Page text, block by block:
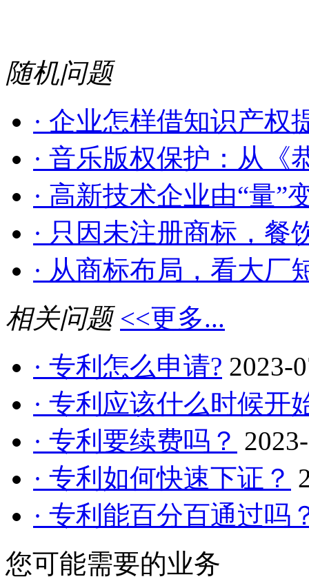
随机问题
· 企业怎样借知识产权
· 音乐版权保护：从《
· 高新技术企业由“量”
· 只因未注册商标，餐
· 从商标布局，看大厂
相关问题 <<更多...
· 专利怎么申请? 2023-
· 专利应该什么时候开
· 专利要续费吗？
· 专利如何快速下证？
· 专利能百分百通过吗
您可能需要的业务